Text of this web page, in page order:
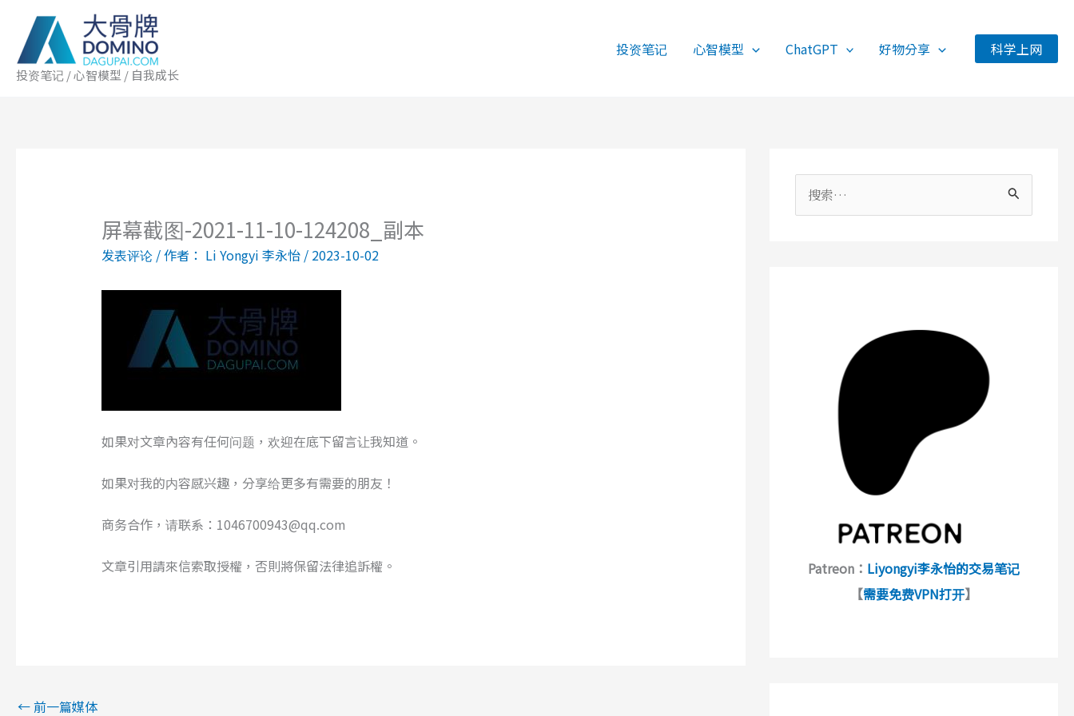
投资笔记 / 心智模型 / 自我成长
投资笔记 心智模型 ChatGPT 好物分享 科学上网
屏幕截图-2021-11-10-124208_副本
发表评论 / 作者： Li Yongyi 李永怡 / 2023-10-02
如果对文章內容有任何问题，欢迎在底下留言让我知道。
如果对我的内容感兴趣，分享给更多有需要的朋友！
商务合作，请联系：1046700943@qq.com
文章引用請來信索取授權，否則將保留法律追訴權。
←前一篇媒体
索
Patreon： Liyongyi李永怡的交易笔记
【需要免费VPN打开】